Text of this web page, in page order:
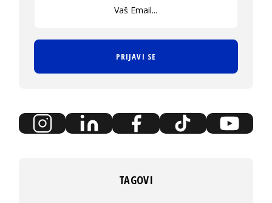
PRIJAVI SE
TAGOVI